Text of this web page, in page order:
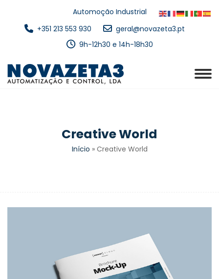
Automoção Industrial
+351 213 553 930
geral@novazeta3.pt
9h-12h30 e 14h-18h30
Creative World
Início » Creative World